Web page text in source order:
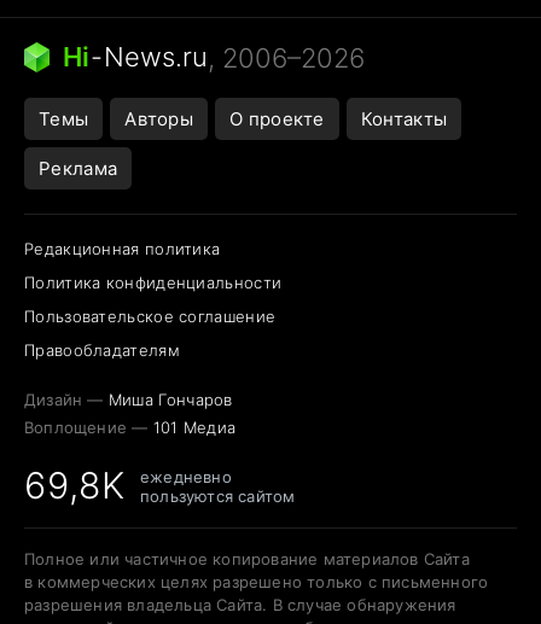
Кошка писает на кровать
Тунцы в океанариуме
Ядовитые пауки России
Города в ядерной войне
Открытие в Google Maps
Hi-News.ru, 2006–2026
Темы Авторы О проекте Контакты
Реклама
Редакционная политика
Политика конфиденциальности
Пользовательское соглашение
Правообладателям
Дизайн — Миша Гончаров
Воплощение — 101 Медиа
69,8K
ежедневно
пользуются сайтом
Полное или частичное копирование материалов Сайта
в коммерческих целях разрешено только с письменного
разрешения владельца Сайта. В случае обнаружения